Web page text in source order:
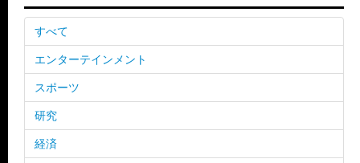
すべて
エンターテインメント
スポーツ
研究
経済